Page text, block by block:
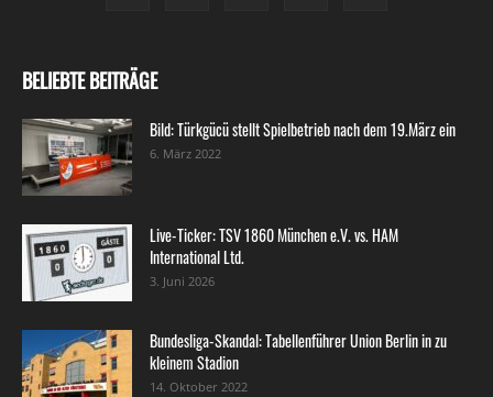
BELIEBTE BEITRÄGE
Bild: Türkgücü stellt Spielbetrieb nach dem 19.März ein
6. März 2022
Live-Ticker: TSV 1860 München e.V. vs. HAM
International Ltd.
3. Juni 2026
Bundesliga-Skandal: Tabellenführer Union Berlin in zu
kleinem Stadion
14. Oktober 2022